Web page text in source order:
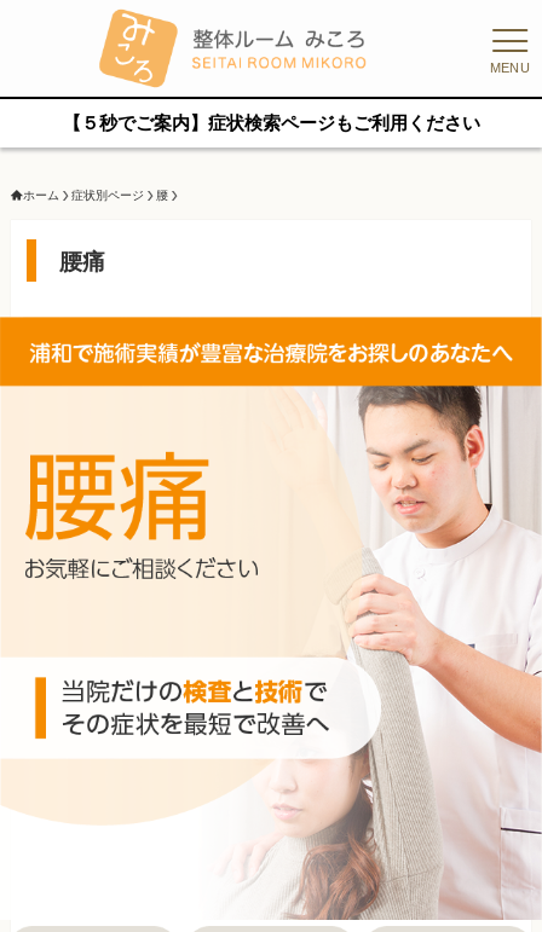
MENU
【５秒でご案内】症状検索ページもご利用ください
ホーム 症状別ページ 腰
腰痛